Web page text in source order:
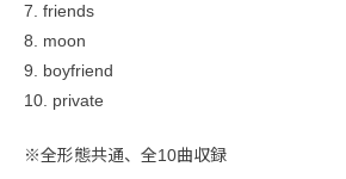
7. friends
8. moon
9. boyfriend
10. private
※全形態共通、全10曲収録